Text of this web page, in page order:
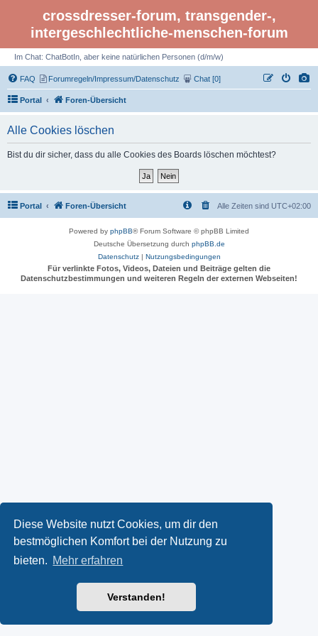
Diese Website nutzt Cookies, um dir den
bestmöglichen Komfort bei der Nutzung zu
bieten. Mehr erfahren
Verstanden!
crossdresser-forum, transgender-,
intergeschlechtliche-menschen-forum
Im Chat: ChatBotIn, aber keine natürlichen Personen (d/m/w)
FAQ Forumregeln/Impressum/Datenschutz Chat [0]
Portal Foren-Übersicht
Alle Cookies löschen
Bist du dir sicher, dass du alle Cookies des Boards löschen möchtest?
Portal Foren-Übersicht Alle Zeiten sind UTC+02:00
Powered by phpBB® Forum Software © phpBB Limited
Deutsche Übersetzung durch phpBB.de
Datenschutz| Nutzungsbedingungen
Für verlinkte Fotos, Videos, Dateien und Beiträge gelten die
Datenschutzbestimmungen und weiteren Regeln der externen Webseiten!